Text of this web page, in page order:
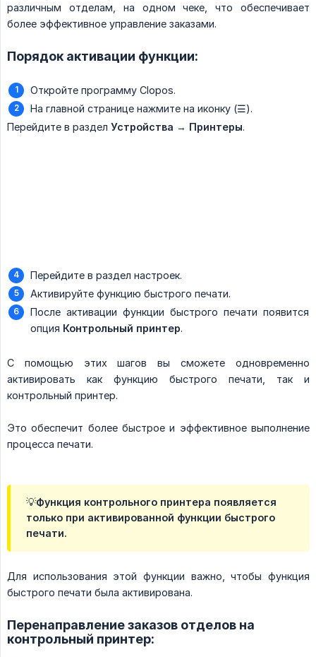
различным отделам, на одном чеке, что обеспечивает
более эффективное управление заказами.
Порядок активации функции:
Откройте программу Clopos.
На главной странице нажмите на иконку (☰).
Перейдите в раздел Устройства → Принтеры.
Перейдите в раздел настроек.
Активируйте функцию быстрого печати.
После активации функции быстрого печати появится
опция Контрольный принтер.
С помощью этих шагов вы сможете одновременно
активировать как функцию быстрого печати, так и
контрольный принтер.
Это обеспечит более быстрое и эффективное выполнение
процесса печати.
💡Функция контрольного принтера появляется
только при активированной функции быстрого
печати.
Для использования этой функции важно, чтобы функция
быстрого печати была активирована.
Перенаправление заказов отделов на
контрольный принтер: